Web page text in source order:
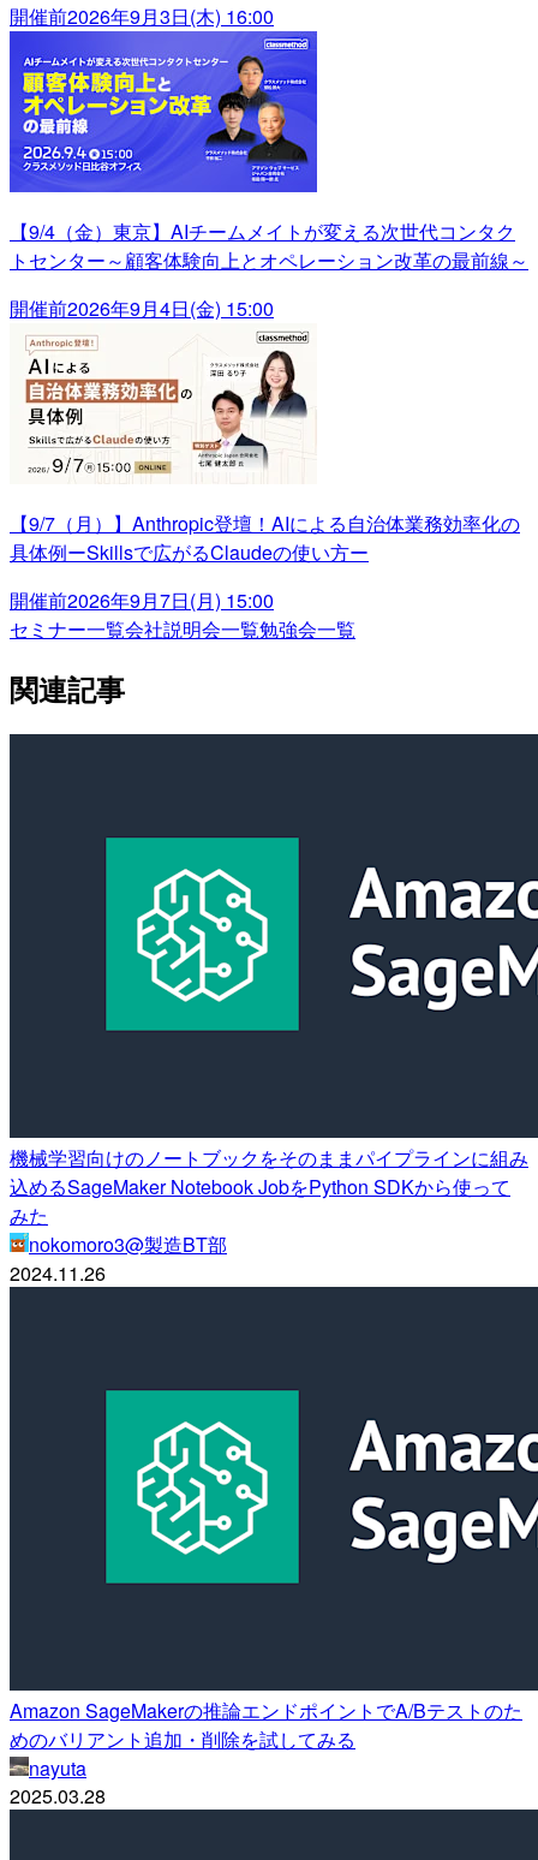
開催前2026年9月3日(木) 16:00
【9/4（金）東京】AIチームメイトが変える次世代コンタク
トセンター～顧客体験向上とオペレーション改革の最前線～
開催前2026年9月4日(金) 15:00
【9/7（月）】Anthropic登壇！AIによる自治体業務効率化の
具体例ーSkillsで広がるClaudeの使い方ー
開催前2026年9月7日(月) 15:00
セミナー一覧会社説明会一覧勉強会一覧
関連記事
機械学習向けのノートブックをそのままパイプラインに組み
込めるSageMaker Notebook JobをPython SDKから使って
みた
nokomoro3@製造BT部
2024.11.26
Amazon SageMakerの推論エンドポイントでA/Bテストのた
めのバリアント追加・削除を試してみる
nayuta
2025.03.28